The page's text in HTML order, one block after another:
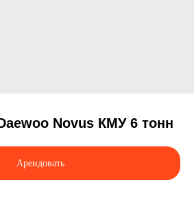
Novus КМУ 6 тонн
Арендовать